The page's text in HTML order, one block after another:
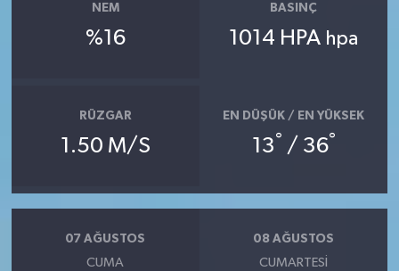
NEM
%16
BASINÇ
1014 HPA hpa
RÜZGAR
1.50 M/S
EN DÜŞÜK / EN YÜKSEK
13° / 36°
07 AĞUSTOS
CUMA
08 AĞUSTOS
CUMARTESI